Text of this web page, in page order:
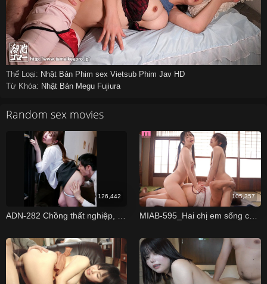
Thể Loại: Nhật Bản Phim sex Vietsub Phim Jav HD
Từ Khóa: Nhật Bản Megu Fujiura
Random sex movies
126,442 105,357